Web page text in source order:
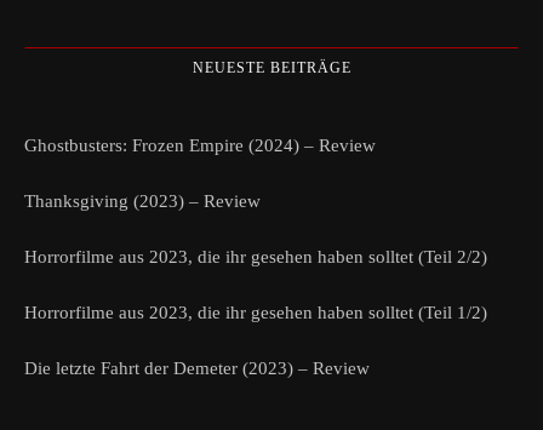
NEUESTE BEITRÄGE
Ghostbusters: Frozen Empire (2024) – Review
Thanksgiving (2023) – Review
Horrorfilme aus 2023, die ihr gesehen haben solltet (Teil 2/2)
Horrorfilme aus 2023, die ihr gesehen haben solltet (Teil 1/2)
Die letzte Fahrt der Demeter (2023) – Review